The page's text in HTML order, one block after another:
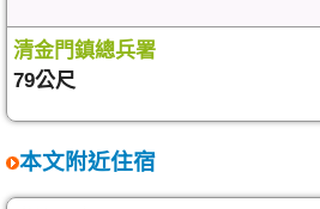
清金門鎮總兵署
79公尺
本文附近住宿